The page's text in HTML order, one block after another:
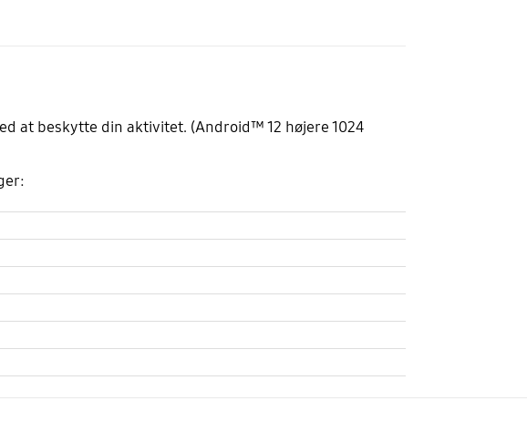
at beskytte din aktivitet. (Android™ 12 højere 1024